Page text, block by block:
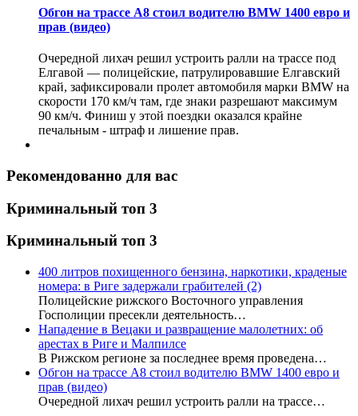
Обгон на трассе А8 стоил водителю BMW 1400 евро и
прав (видео)
Очередной лихач решил устроить ралли на трассе под
Елгавой — полицейские, патрулировавшие Елгавский
край, зафиксировали пролет автомобиля марки BMW на
скорости 170 км/ч там, где знаки разрешают максимум
90 км/ч. Финиш у этой поездки оказался крайне
печальным - штраф и лишение прав.
Рекомендованно для вас
Криминальный топ 3
Криминальный топ 3
400 литров похищенного бензина, наркотики, краденые
номера: в Риге задержали грабителей (2)
Полицейские рижского Восточного управления
Госполиции пресекли деятельность…
Нападение в Вецаки и развращение малолетних: об
арестах в Риге и Малпилсе
В Рижском регионе за последнее время проведена…
Обгон на трассе А8 стоил водителю BMW 1400 евро и
прав (видео)
Очередной лихач решил устроить ралли на трассе…